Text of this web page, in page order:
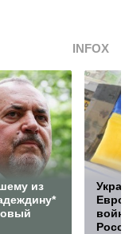
INFOX
из